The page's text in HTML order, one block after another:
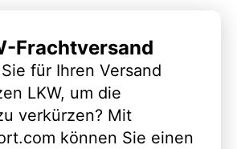
Frachtversand
für Ihren Versand
LKW, um die
verkürzen? Mit
können Sie einen